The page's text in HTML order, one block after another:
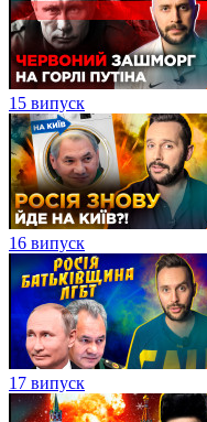
15 випуск
16 випуск
17 випуск